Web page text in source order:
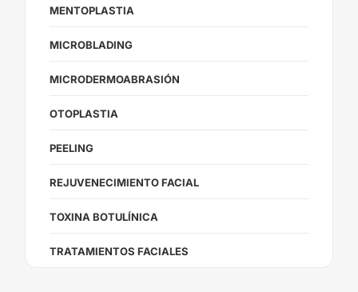
MENTOPLASTIA
MICROBLADING
MICRODERMOABRASIÓN
OTOPLASTIA
PEELING
REJUVENECIMIENTO FACIAL
TOXINA BOTULÍNICA
TRATAMIENTOS FACIALES